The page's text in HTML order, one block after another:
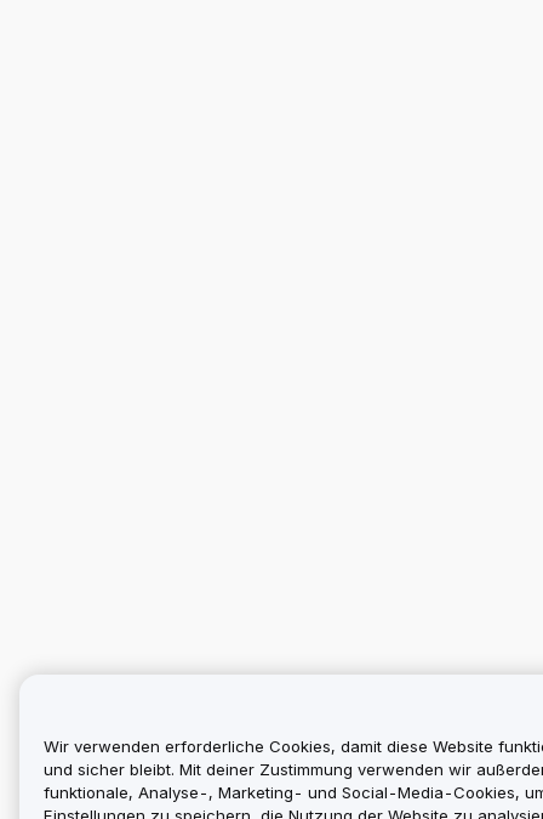
Wir verwenden erforderliche Cookies, damit diese Website
und sicher bleibt. Mit deiner Zustimmung verwenden wir
funktionale, Analyse-, Marketing- und Social-Media-Cookies,